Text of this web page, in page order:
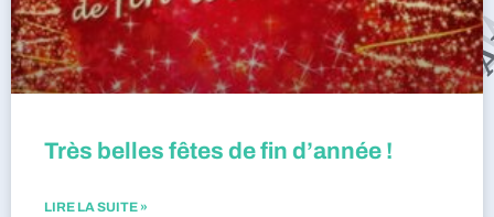
Très belles fêtes de fin d’année !
LIRE LA SUITE »